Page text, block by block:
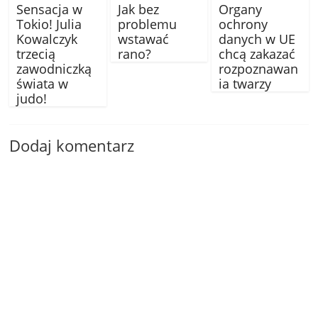
Sensacja w
Tokio! Julia
Kowalczyk
trzecią
zawodniczką
świata w
judo!
Jak bez
problemu
wstawać
rano?
Organy
ochrony
danych w UE
chcą zakazać
rozpoznawan
ia twarzy
Dodaj komentarz